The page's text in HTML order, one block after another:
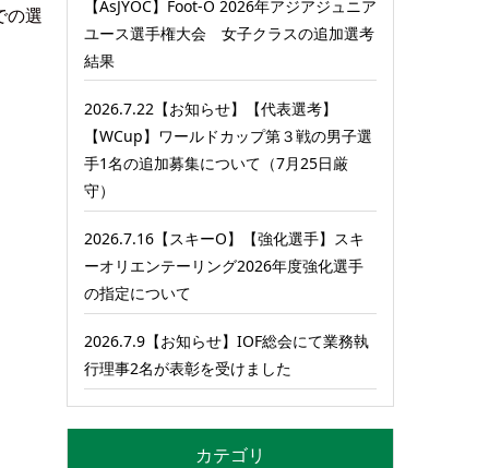
の選
【AsJYOC】Foot-O 2026年アジアジュニア
ユース選手権大会 女子クラスの追加選考
結果
2026.7.22【お知らせ】【代表選考】
【WCup】ワールドカップ第３戦の男子選
手1名の追加募集について（7月25日厳
守）
2026.7.16【スキーO】【強化選手】スキ
ーオリエンテーリング2026年度強化選手
の指定について
2026.7.9【お知らせ】IOF総会にて業務執
行理事2名が表彰を受けました
カテゴリ